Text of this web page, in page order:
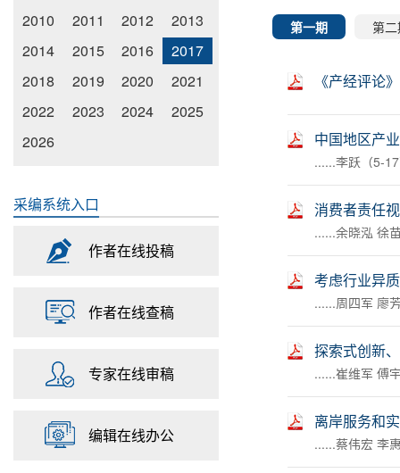
2010 2011 2012
2013
2014
2015 2016
2017
2018
2019 2020
2021
2022
2023 2024
2025
2026
采编系统入口
作者在线投稿
作者在线查稿
专家在线审稿
编辑在线办公
第一期 第
《产经评论
中国地区产
......李跃（5-
消费者责任
......余晓泓 徐
考虑行业异
......周四军 廖
探索式创新
......崔维军 傅
离岸服务和
......蔡伟宏 李